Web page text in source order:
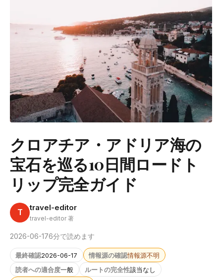
クロアチア・アドリア海の
宝石を巡る10日間ロードト
リップ完全ガイド
T travel-editor
travel-editor 著
2026-06-176分で読めます
最終確認2026-06-17 情報源の確認情報源不明
読者への適合度一般 ルートの完全性該当なし